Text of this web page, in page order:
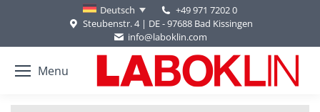
Deutsch
+49 971 7202 0
Steubenstr. 4 | DE - 97688 Bad Kissingen
info@laboklin.com
Menu